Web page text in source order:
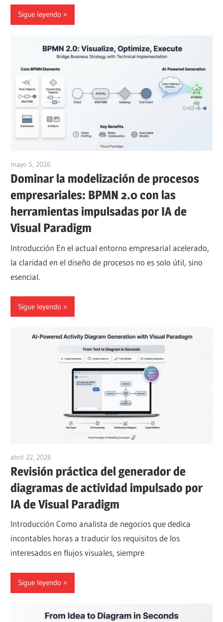
Sigue leyendo
mayo 5, 2026
Dominar la modelización de procesos
empresariales: BPMN 2.0 con las
herramientas impulsadas por IA de
Visual Paradigm
Introducción En el actual entorno empresarial acelerado,
la claridad en el diseño de procesos no es solo útil, sino
esencial.
Sigue leyendo
abril 22, 2026
Revisión práctica del generador de
diagramas de actividad impulsado por
IA de Visual Paradigm
Introducción Como analista de negocios que dedica
incontables horas a traducir los requisitos de los
interesados en flujos visuales, siempre
Sigue leyendo